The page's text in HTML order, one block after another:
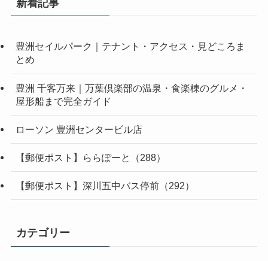
新着記事
豊洲セイルパーク｜テナント・アクセス・見どころま
とめ
豊洲 千客万来｜万葉倶楽部の温泉・食楽棟のグルメ・
屋形船まで完全ガイド
ローソン 豊洲センタービル店
【郵便ポスト】ららぽーと（288）
【郵便ポスト】深川五中バス停前（292）
カテゴリー